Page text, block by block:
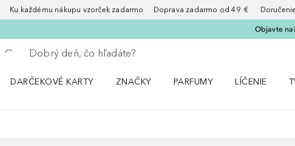
Ku každému nákupu vzorček zadarmo Doprava zadarmo od 49 € Doručenie
Objavte
Choď späť
Vykonajte vyhľadávanie
DARČEKOVÉ KARTY
ZNAČKY
PARFUMY
LÍČENIE